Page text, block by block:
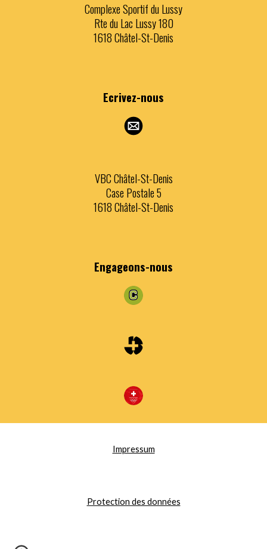
Complexe Sportif du Lussy
Rte du Lac Lussy 180
1618 Châtel-St-Denis
Ecrivez-nous
VBC Châtel-St-Denis
Case Postale 5
1618 Châtel-St-Denis
Engageons-nous
Impressum
Protection des données